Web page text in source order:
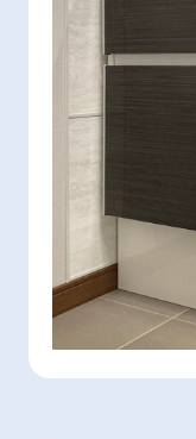
キャビネット
から、ヘアアイ
す時間と手間が